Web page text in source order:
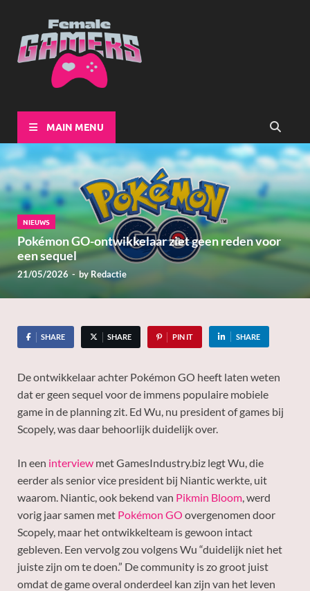
MAIN MENU
NIEUWS
Pokémon GO-ontwikkelaar ziet geen reden voor
een sequel
21/05/2026 - by Redactie
SHARE SHARE PIN IT SHARE
De ontwikkelaar achter Pokémon GO heeft laten weten
dat er geen sequel voor de immens populaire mobiele
game in de planning zit. Ed Wu, nu president of games bij
Scopely, was daar behoorlijk duidelijk over.
In een interview met GamesIndustry.biz legt Wu, die
eerder als senior vice president bij Niantic werkte, uit
waarom. Niantic, ook bekend van Pikmin Bloom, werd
vorig jaar samen met Pokémon GO overgenomen door
Scopely, maar het ontwikkelteam is gewoon intact
gebleven. Een vervolg zou volgens Wu “duidelijk niet het
juiste zijn om te doen.” De community is zo groot juist
omdat de game overal onderdeel kan zijn van het leven